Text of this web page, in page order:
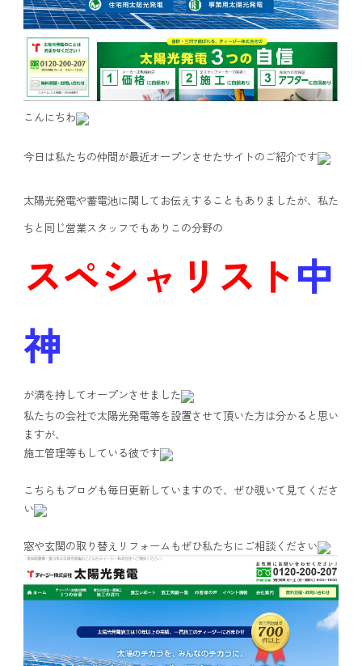
こんにちわ
今日は私たちの仲間が最近オープンさせたサイトのご紹介です
太陽光発電や蓄電池に関してお伝えすることもありましたが、私た
ちと同じ営業スタッフでもありこの分野の
スペシャリスト中
神
が満を持してオープンさせました
私たちの会社で太陽光発電等を設置させて頂いた方は分かると思い
ますが、
施工管理等もしている彼です
こちらもブログも毎日更新していますので、ぜひ覗いて見てくださ
い
窓や玄関の取り替えリフォームもぜひ私たちにご相談ください